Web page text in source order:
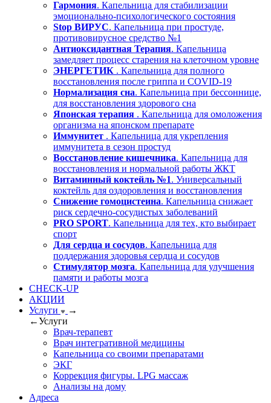
Гармония. Капельница для стабилизации
эмоционально-психологического состояния
Stop ВИРУС. Капельница при простуде,
противовирусное средство №1
Антиоксидантная Терапия. Капельница
замедляет процесс старения на клеточном уровне
ЭНЕРГЕТИК . Капельница для полного
восстановления после гриппа и COVID-19
Нормализация сна. Капельница при бессоннице,
для восстановления здорового сна
Японская терапия . Капельница для омоложения
организма на японском препарате
Иммунитет . Капельница для укрепления
иммунитета в сезон простуд
Восстановление кишечника. Капельница для
восстановления и нормальной работы ЖКТ
Витаминный коктейль №1. Универсальный
коктейль для оздоровления и восстановления
Снижение гомоцистеина. Капельница снижает
риск сердечно-сосудистых заболеваний
PRO SPORT. Капельница для тех, кто выбирает
спорт
Для сердца и сосудов. Капельница для
поддержания здоровья сердца и сосудов
Стимулятор мозга. Капельница для улучшения
памяти и работы мозга
CHECK-UP
АКЦИИ
Услуги
→
←Услуги
Врач-терапевт
Врач интегративной медицины
Капельница со своими препаратами
ЭКГ
Коррекция фигуры. LPG массаж
Анализы на дому
Адреса